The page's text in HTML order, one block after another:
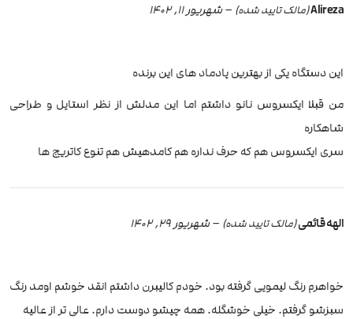
Alireza(مالک تایید شده) –شهریور 11, 1402
این دستگاه یکی از بهترین پادماد های این برنده
من قبلا ایکسروس نانو داشتم اما این مدلش از نظر استایل و طراحی
شاهکاره
سری ایکسروس هم که حرف نداره هم کامدهیش هم تنوع کاتریج ها
الهه قائمی(مالک تایید شده) –شهریور 29, 1402
خواهرم رنگ لیمویی گرفته بود. خودم کالیبرن داشتم انقد خوشم اومد رنگ
سبزشو گرفتم. خیلی خوشگله. همه چیشو دوست دارم. عالی تر از عالیه